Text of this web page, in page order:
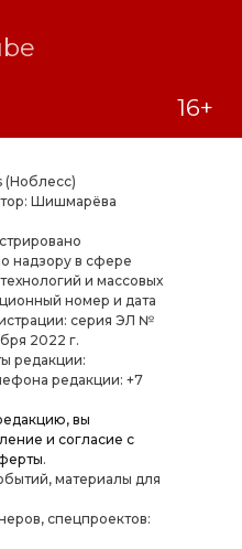
(Ноблесс)
Шишмарёва
надзору в сфере
и массовых
номер и дата
серия ЭЛ №
2022 г.
редакции:
редакции: +7
вы
и согласие с
.
материалы для
спецпроектов: